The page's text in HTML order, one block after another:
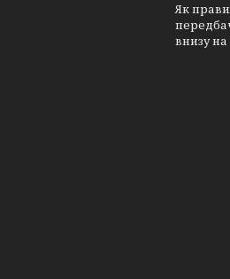
Як
внизу